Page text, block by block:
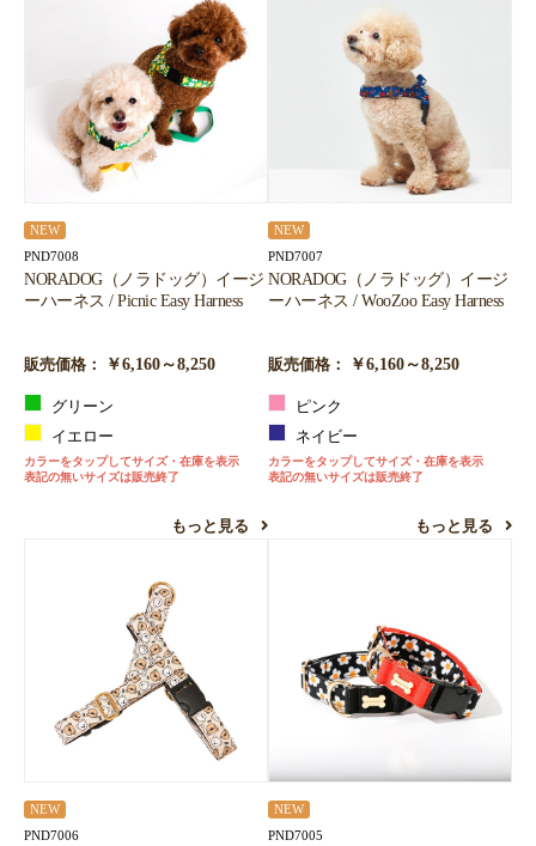
NEW
PND7008
NORADOG（ノラドッグ）イージ
ーハーネス / Picnic Easy Harness
販売価格： ￥6,160～8,250
グリーン
イエロー
カラーをタップしてサイズ・在庫を表示
表記の無いサイズは販売終了
もっと見る
NEW
PND7007
NORADOG（ノラドッグ）イージ
ーハーネス / WooZoo Easy Harness
販売価格： ￥6,160～8,250
ピンク
ネイビー
カラーをタップしてサイズ・在庫を表示
表記の無いサイズは販売終了
もっと見る
NEW
PND7006
NEW
PND7005